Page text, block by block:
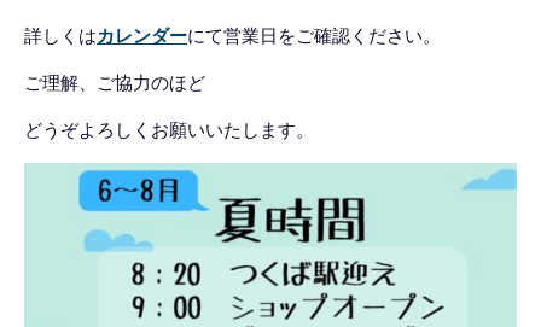
詳しくはカレンダーにて営業日をご確認ください。
ご理解、ご協力のほど
どうぞよろしくお願いいたします。